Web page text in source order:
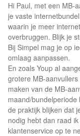
Hi Paul, met een MB-
je vaste
waarin je meer
overbruggen. Blijk je
Bij Simpel mag je op
omlaag aanpassen.
En zoals Youp al
grotere MB-
maken van de MB-
maand/
de praktijk blijken dat
nodig hebt dan raad
klantenservice op te